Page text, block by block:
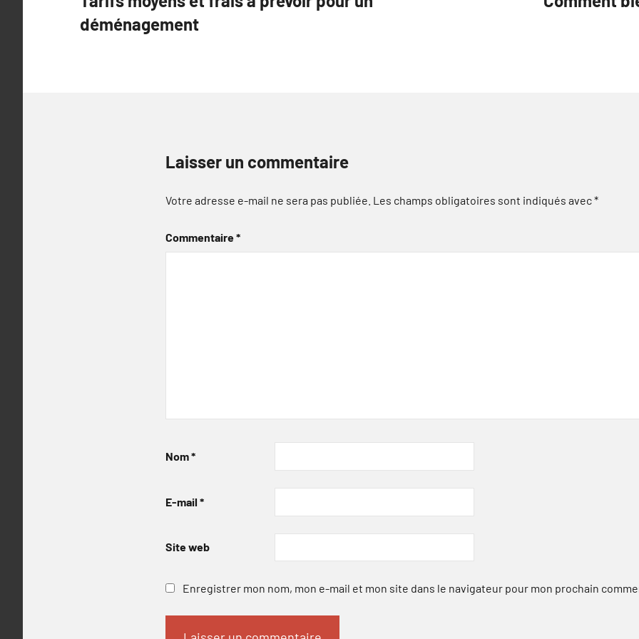
de
l’article
déménagement
Laisser un commentaire
Votre adresse e-mail ne sera pas publiée. Les champs obligatoires sont indiqués avec*
Commentaire*
Nom*
E-mail *
Site web
Enregistrer mon nom, mon e-mail et mon site dans le navigateur pour mon prochain